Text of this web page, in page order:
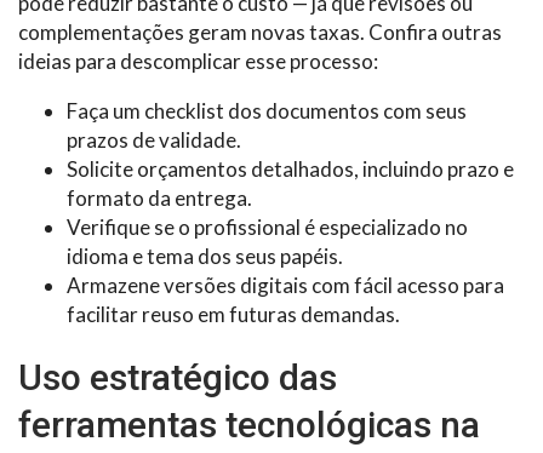
complementações geram novas taxas. Confira outras
ideias para descomplicar esse processo:
Faça um checklist dos documentos com seus
prazos de validade.
Solicite orçamentos detalhados, incluindo prazo e
formato da entrega.
Verifique se o profissional é especializado no
idioma e tema dos seus papéis.
Armazene versões digitais com fácil acesso para
facilitar reuso em futuras demandas.
Uso estratégico das
ferramentas tecnológicas na